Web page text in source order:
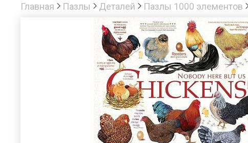
Главная Пазлы Деталей Пазлы 1000 элементов